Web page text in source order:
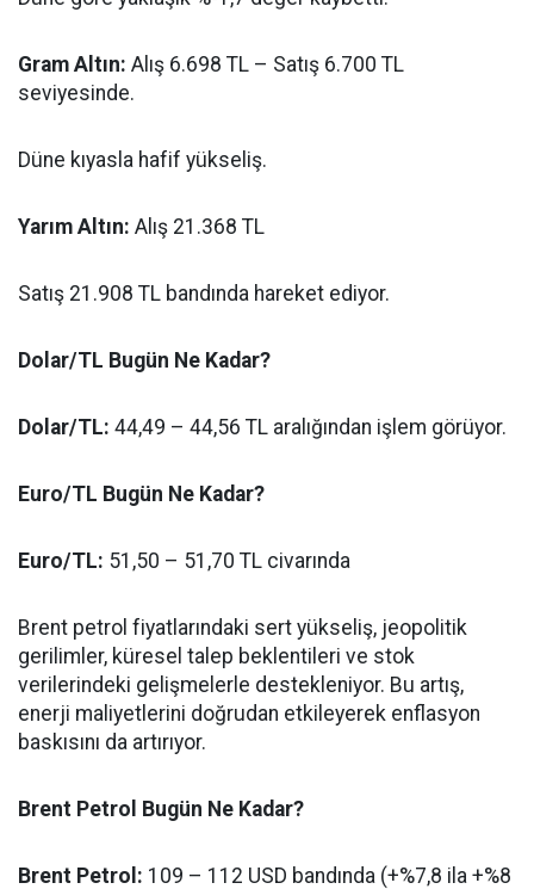
Gram Altın: Alış 6.698 TL – Satış 6.700 TL
seviyesinde.
Düne kıyasla hafif yükseliş.
Yarım Altın: Alış 21.368 TL
Satış 21.908 TL bandında hareket ediyor.
Dolar/TL Bugün Ne Kadar?
Dolar/TL: 44,49 – 44,56 TL aralığından işlem görüyor.
Euro/TL Bugün Ne Kadar?
Euro/TL: 51,50 – 51,70 TL civarında
Brent petrol fiyatlarındaki sert yükseliş, jeopolitik
gerilimler, küresel talep beklentileri ve stok
verilerindeki gelişmelerle destekleniyor. Bu artış,
enerji maliyetlerini doğrudan etkileyerek enflasyon
baskısını da artırıyor.
Brent Petrol Bugün Ne Kadar?
Brent Petrol: 109 – 112 USD bandında (+%7,8 ila +%8